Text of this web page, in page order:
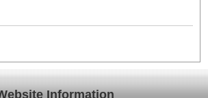
Information